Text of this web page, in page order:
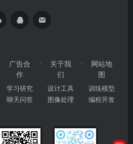
广告合
作
学习研究
聊天问答
关于我
们
设计工具
图像处理
网站地
图
训练模型
编程开发